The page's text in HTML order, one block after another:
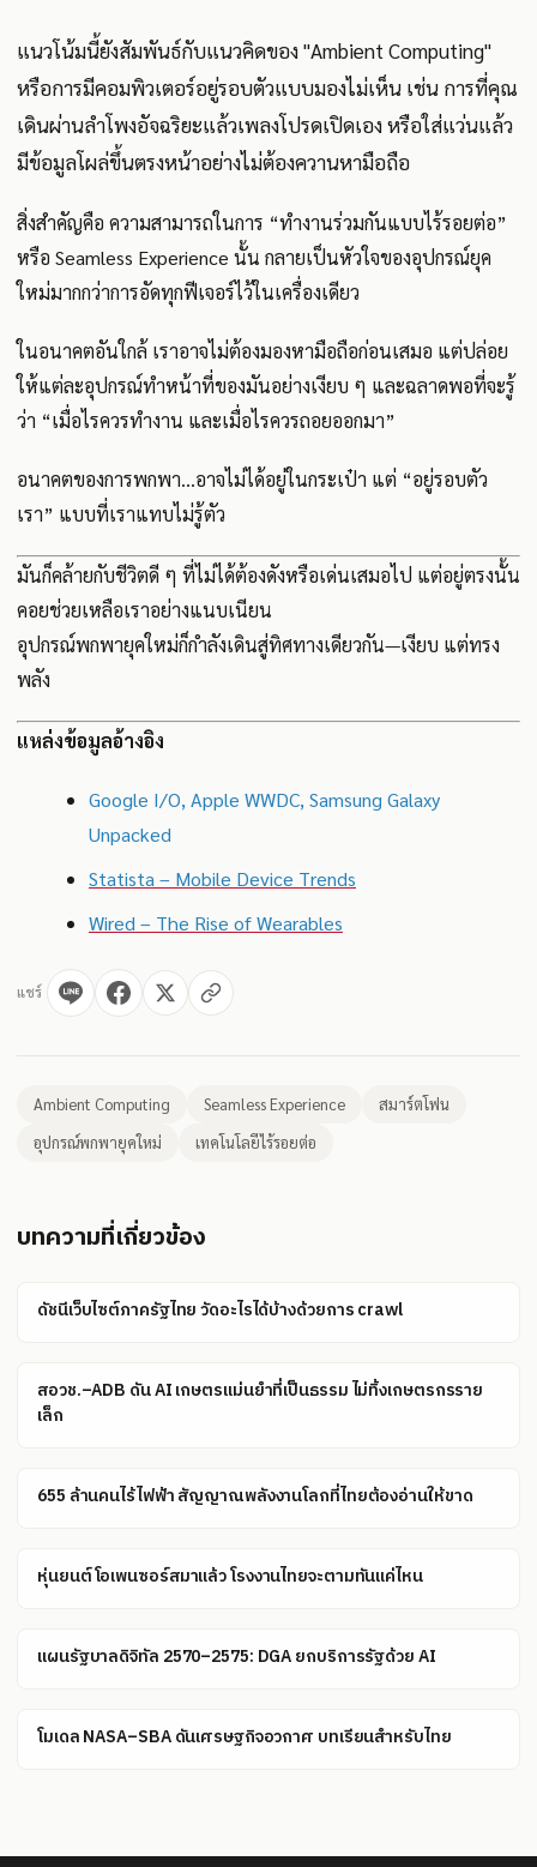
แนวโน้มนี้ยังสัมพันธ์กับแนวคิดของ "Ambient Computing"
หรือการมีคอมพิวเตอร์อยู่รอบตัวแบบมองไม่เห็น เช่น การที่คุณ
เดินผ่านลำโพงอัจฉริยะแล้วเพลงโปรดเปิดเอง หรือใส่แว่นแล้ว
มีข้อมูลโผล่ขึ้นตรงหน้าอย่างไม่ต้องควานหามือถือ
สิ่งสำคัญคือ ความสามารถในการ “ทำงานร่วมกันแบบไร้รอยต่อ”
หรือ Seamless Experience นั้น กลายเป็นหัวใจของอุปกรณ์ยุค
ใหม่มากกว่าการอัดทุกฟีเจอร์ไว้ในเครื่องเดียว
ในอนาคตอันใกล้ เราอาจไม่ต้องมองหามือถือก่อนเสมอ แต่ปล่อย
ให้แต่ละอุปกรณ์ทำหน้าที่ของมันอย่างเงียบ ๆ และฉลาดพอที่จะรู้
ว่า “เมื่อไรควรทำงาน และเมื่อไรควรถอยออกมา”
อนาคตของการพกพา...อาจไม่ได้อยู่ในกระเป๋า แต่ “อยู่รอบตัว
เรา” แบบที่เราแทบไม่รู้ตัว
มันก็คล้ายกับชีวิตดี ๆ ที่ไม่ได้ต้องดังหรือเด่นเสมอไป แต่อยู่ตรงนั้น
คอยช่วยเหลือเราอย่างแนบเนียน
อุปกรณ์พกพายุคใหม่ก็กำลังเดินสู่ทิศทางเดียวกัน—เงียบ แต่ทรง
พลัง
แหล่งข้อมูลอ้างอิง
Google I/O, Apple WWDC, Samsung Galaxy
Unpacked
Statista – Mobile Device Trends
Wired – The Rise of Wearables
แชร์
Ambient Computing Seamless Experience
สมาร์ตโฟน
อุปกรณ์พกพายุคใหม่
เทคโนโลยีไร้รอยต่อ
บทความที่เกี่ยวข้อง
ดัชนีเว็บไซต์ภาครัฐไทย วัดอะไรได้บ้างด้วยการ crawl
สอวช.–ADB ดัน AI เกษตรแม่นยำที่เป็นธรรม ไม่ทิ้งเกษตรกรราย
เล็ก
655 ล้านคนไร้ไฟฟ้า สัญญาณพลังงานโลกที่ไทยต้องอ่านให้ขาด
หุ่นยนต์โอเพนซอร์สมาแล้ว โรงงานไทยจะตามทันแค่ไหน
แผนรัฐบาลดิจิทัล 2570–2575: DGA ยกบริการรัฐด้วย AI
โมเดล NASA–SBA ดันเศรษฐกิจอวกาศ บทเรียนสำหรับไทย